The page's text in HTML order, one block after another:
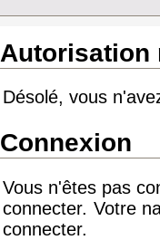
Autorisation
Désolé, vous
Connexion
Vous n'êtes pas
connecter. Votre
connecter.